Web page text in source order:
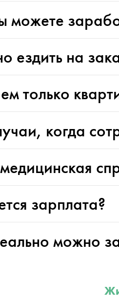
можете
ездить на
только
когда
зарплата?
можно